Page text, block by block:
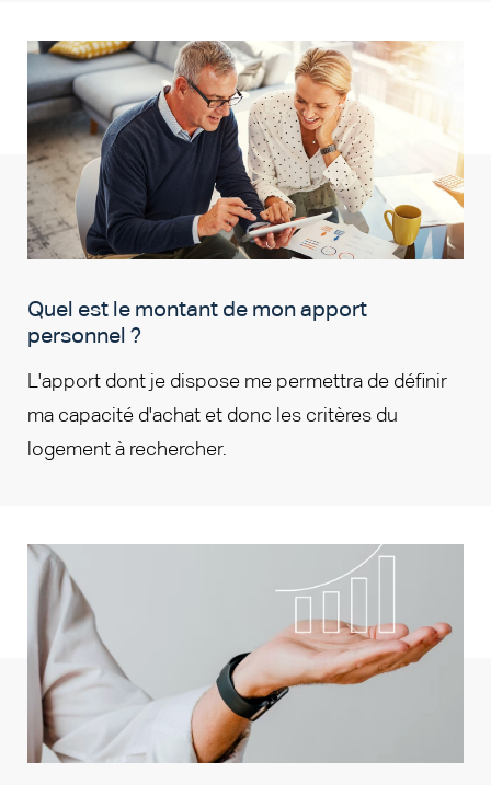
Quel est le montant de mon apport
personnel ?
L'apport dont je dispose me permettra de définir
ma capacité d'achat et donc les critères du
logement à rechercher.